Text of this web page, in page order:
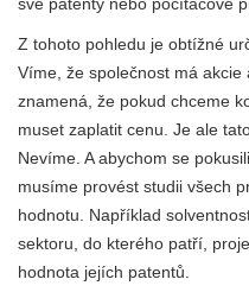
Z tohoto pohledu je obtížné
Víme, že společnost má akcie
znamená, že pokud chceme
muset zaplatit cenu. Je ale
Nevíme. A abychom se
musíme provést studii všech
hodnotu. Například
sektoru, do kterého patří,
hodnota jejích patentů.